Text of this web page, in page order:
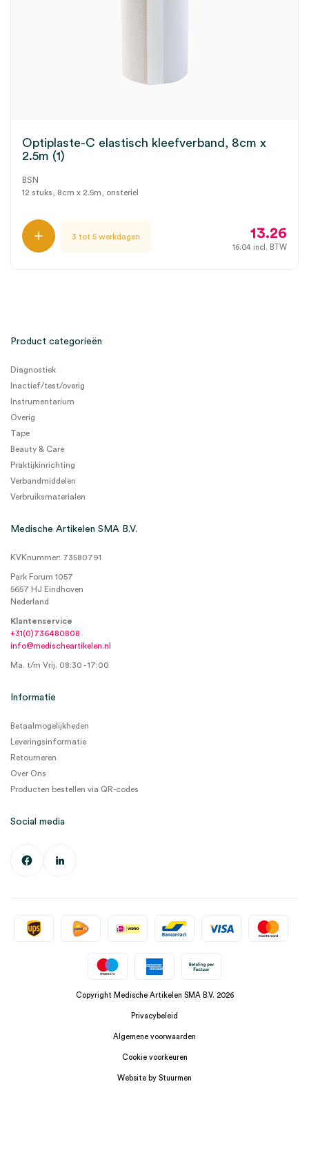
Optiplaste-C elastisch kleefverband, 8cm x
2.5m (1)
BSN
12 stuks, 8cm x 2.5m, onsteriel
3 tot 5 werkdagen 13.26
16.04 incl. BTW
Product categorieën
Diagnostiek
Inactief/test/overig
Instrumentarium
Overig
Tape
Beauty & Care
Praktijkinrichting
Verbandmiddelen
Verbruiksmaterialen
Medische Artikelen SMA B.V.
KVKnummer: 73580791
Park Forum 1057
5657 HJ Eindhoven
Nederland
Klantenservice
+31(0)736480808
info@medischeartikelen.nl
Ma. t/m Vrij. 08:30 - 17:00
Informatie
Betaalmogelijkheden
Leveringsinformatie
Retourneren
Over Ons
Producten bestellen via QR-codes
Social media
Copyright Medische Artikelen SMA B.V. 2026
Privacybeleid
Algemene voorwaarden
Cookie voorkeuren
Website by Stuurmen